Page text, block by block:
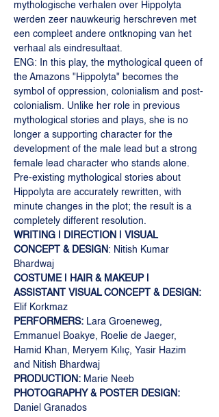
mythologische verhalen over Hippolyta
werden zeer nauwkeurig herschreven met
een compleet andere ontknoping van het
verhaal als eindresultaat.
ENG: In this play, the mythological queen of
the Amazons "Hippolyta" becomes the
symbol of oppression, colonialism and post-
colonialism. Unlike her role in previous
mythological stories and plays, she is no
longer a supporting character for the
development of the male lead but a strong
female lead character who stands alone.
Pre-existing mythological stories about
Hippolyta are accurately rewritten, with
minute changes in the plot; the result is a
completely different resolution.
WRITING | DIRECTION | VISUAL
CONCEPT & DESIGN : Nitish Kumar
Bhardwaj
COSTUME | HAIR & MAKEUP |
ASSISTANT VISUAL CONCEPT & DESIGN:
Elif Korkmaz
PERFORMERS: Lara Groeneweg,
Emmanuel Boakye, Roelie de Jaeger,
Hamid Khan, Meryem Kılıç, Yasir Hazim
and Nitish Bhardwaj
PRODUCTION: Marie Neeb
PHOTOGRAPHY & POSTER DESIGN:
Daniel Granados